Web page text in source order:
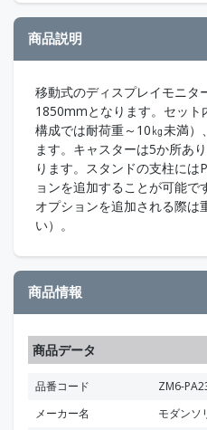
商品説明
移動式のディスプレイモニタ
1850mmとなります。セット
構成では耐荷重～10㎏未満
ます。キャスターは5か所あ
ります。スタンドの支柱に
ョンを追加することが可能
オプションを追加される際は
い）。
商品情報
商品データ
品番コード
ZM6-
メーカー名
モダンソ